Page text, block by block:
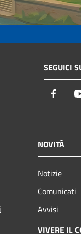
SEGUICI
NOVITÀ
Notizie
Comunicati
Avvisi
VIVERE IL